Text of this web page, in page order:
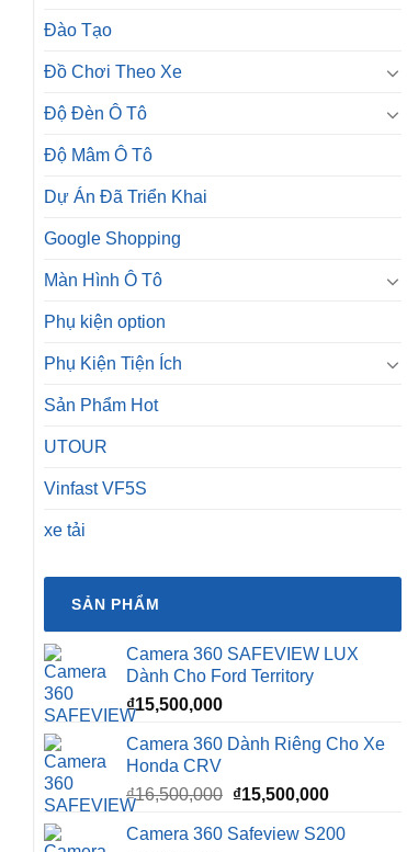
Đào Tạo
Đồ Chơi Theo Xe
Độ Đèn Ô Tô
Độ Mâm Ô Tô
Dự Án Đã Triển Khai
Google Shopping
Màn Hình Ô Tô
Phụ kiện option
Phụ Kiện Tiện Ích
Sản Phẩm Hot
UTOUR
Vinfast VF5S
xe tải
SẢN PHẨM
Camera 360 SAFEVIEW LUX
Dành Cho Ford Territory
₫15,500,000
Camera 360 Dành Riêng Cho Xe
Honda CRV
₫16,500,000 Giá
là:
₫15,500,000Giá
tại
Camera 360 Safeview S200